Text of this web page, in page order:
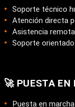
Soporte técnico
Atención directa
Asistencia
Soporte
🚀 PUESTA EN
Puesta en